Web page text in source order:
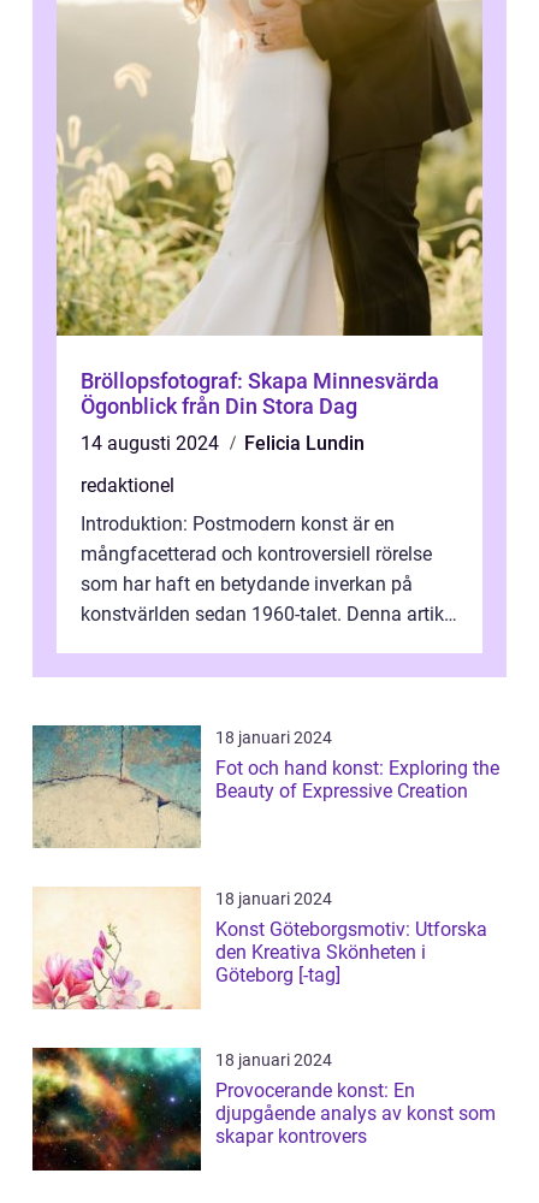
Bröllopsfotograf: Skapa Minnesvärda
Ögonblick från Din Stora Dag
14 augusti 2024
Felicia Lundin
redaktionel
Introduktion: Postmodern konst är en
mångfacetterad och kontroversiell rörelse
som har haft en betydande inverkan på
konstvärlden sedan 1960-talet. Denna artikel
18 januari 2024
Fot och hand konst: Exploring the
Beauty of Expressive Creation
18 januari 2024
Konst Göteborgsmotiv: Utforska
den Kreativa Skönheten i
Göteborg [-tag]
18 januari 2024
Provocerande konst: En
djupgående analys av konst som
skapar kontrovers